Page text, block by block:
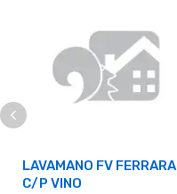
LAVAMANO FV FERRARA
C/P VINO